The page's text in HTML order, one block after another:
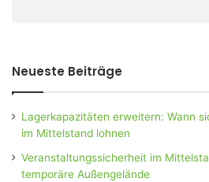
Neueste Beiträge
Lagerkapazitäten erweitern: Wann
im Mittelstand lohnen
Veranstaltungssicherheit im
temporäre Außengelände